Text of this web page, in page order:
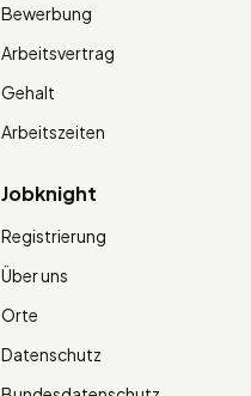
Bewerbung
Arbeitsvertrag
Gehalt
Arbeitszeiten
Jobknight
Registrierung
Über uns
Orte
Datenschutz